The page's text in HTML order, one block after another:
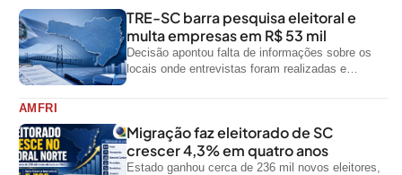
TRE-SC barra pesquisa eleitoral e
multa empresas em R$ 53 mil
Decisão apontou falta de informações sobre os
locais onde entrevistas foram realizadas e
AMFRI
Migração faz eleitorado de SC
crescer 4,3% em quatro anos
Estado ganhou cerca de 236 mil novos eleitores,